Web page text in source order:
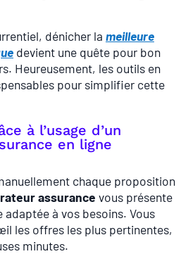
dénicher la meilleure
devient une quête pour bon
Heureusement, les outils en
pour simplifier cette
à l’usage d’un
en ligne
chaque proposition
assurance vous présente
à vos besoins. Vous
les offres les plus pertinentes,
minutes.